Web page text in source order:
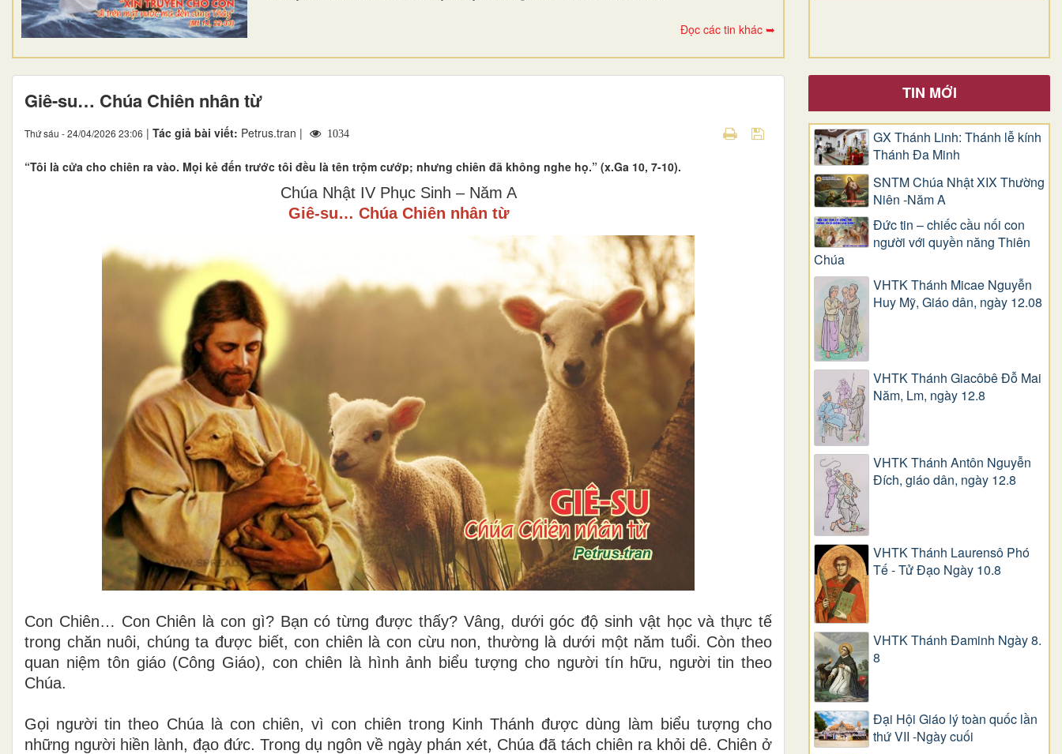
Đọc các tin khác ➥
Giê-su… Chúa Chiên nhân từ
Thứ sáu - 24/04/2026 23:06 | Tác giả bài viết: Petrus.tran | 1034
“Tôi là cửa cho chiên ra vào. Mọi kẻ đến trước tôi đều là tên trộm cướp; nhưng chiên đã không nghe họ.” (x.Ga 10, 7-10).
Chúa Nhật IV Phục Sinh – Năm A
Giê-su… Chúa Chiên nhân từ
Con Chiên… Con Chiên là con gì? Bạn có từng được thấy? Vâng, dưới góc độ sinh vật học và thực tế
trong chăn nuôi, chúng ta được biết, con chiên là con cừu non, thường là dưới một năm tuổi. Còn theo
quan niệm tôn giáo (Công Giáo), con chiên là hình ảnh biểu tượng cho người tín hữu, người tin theo
Chúa.
Gọi người tin theo Chúa là con chiên, vì con chiên trong Kinh Thánh được dùng làm biểu tượng cho
những người hiền lành, đạo đức. Trong dụ ngôn về ngày phán xét, Chúa đã tách chiên ra khỏi dê. Chiên ở
TIN MỚI
GX Thánh Linh: Thánh lễ kính
Thánh Đa Minh
SNTM Chúa Nhật XIX Thường
Niên -Năm A
Đức tin – chiếc cầu nối con
người với quyền năng Thiên
Chúa
VHTK Thánh Micae Nguyễn
Huy Mỹ, Giáo dân, ngày 12.08
VHTK Thánh Giacôbê Ðỗ Mai
Năm, Lm, ngày 12.8
VHTK Thánh Antôn Nguyễn
Ðích, giáo dân, ngày 12.8
VHTK Thánh Laurensô Phó
Tế - Tử Đạo Ngày 10.8
VHTK Thánh Đaminh Ngày 8.
8
Đại Hội Giáo lý toàn quốc lần
thứ VII -Ngày cuối